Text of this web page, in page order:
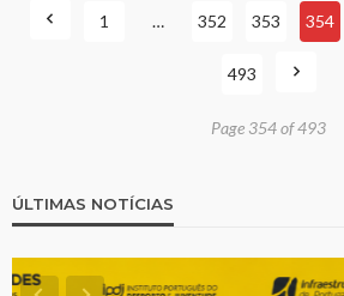
1 … 352 353 354
493
Page 354 of 493
ÚLTIMAS NOTÍCIAS